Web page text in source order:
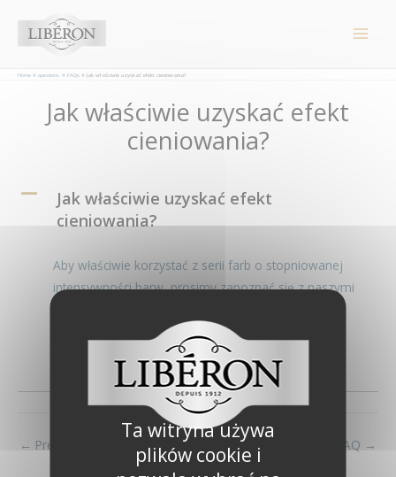
Home questions FAQs Jak właściwie uzyskać efekt cieniowania?
Jak właściwie uzyskać efekt
cieniowania?
A
Jak właściwie uzyskać efekt
cieniowania?
Aby właściwie korzystać z serii farb o stopniowanej
intensywności barw, prosimy zapoznać się z naszymi
https://www.youtube.com/watch?v=14N231NLehw
navigation
← Previous FAQ Next FAQ →
Ta witryna używa
plików cookie i